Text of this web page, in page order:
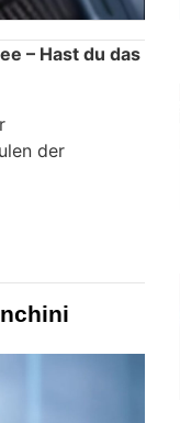
– Hast du das
der